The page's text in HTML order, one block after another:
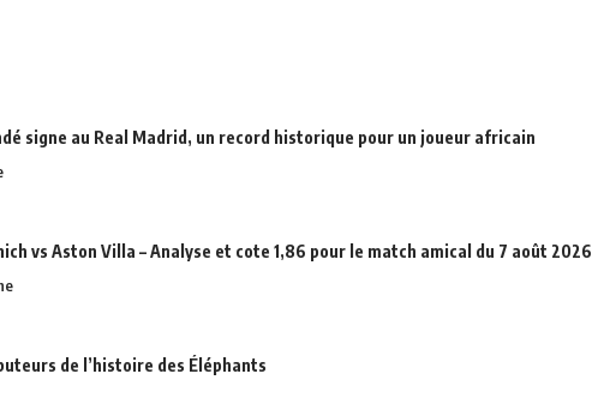
signe au Real Madrid, un record historique pour un joueur africain
vs Aston Villa – Analyse et cote 1,86 pour le match amical du 7 août 2026
de l’histoire des Éléphants